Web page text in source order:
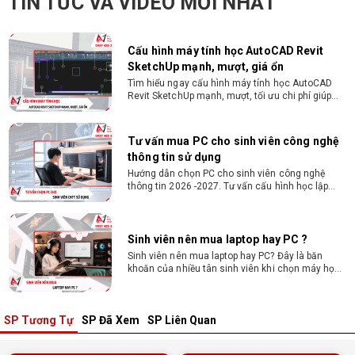
từ 2D, dựng video đến 3D. Cấu hình tối ưu, dùng
Cấu hình máy tính học AutoCAD Revit
SketchUp mạnh, mượt, giá ổn
Tìm hiểu ngay cấu hình máy tính học AutoCAD
Revit SketchUp mạnh, mượt, tối ưu chi phí giúp
Tư vấn mua PC cho sinh viên công nghệ
thông tin sử dụng
Hướng dẫn chọn PC cho sinh viên công nghệ
thông tin 2026 -2027. Tư vấn cấu hình học lập
Sinh viên nên mua laptop hay PC ?
Sinh viên nên mua laptop hay PC? Đây là băn
khoăn của nhiều tân sinh viên khi chọn máy học
Laptop Sinh Viên 15–20 Triệu 2026: Cấu
Hình Nào Đáng Tiền?
SP Tương Tự SP Đã Xem SP Liên Quan